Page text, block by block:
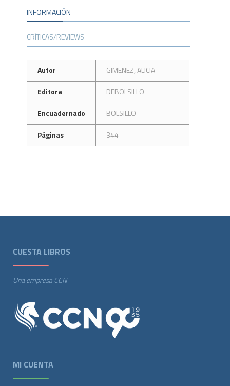
INFORMACIÓN
CRÍTICAS/REVIEWS
Autor
GIMENEZ, ALICIA
Editora
DEBOLSILLO
Encuadernado
BOLSILLO
Páginas
344
CUESTA LIBROS
Una empresa CCN
MI CUENTA